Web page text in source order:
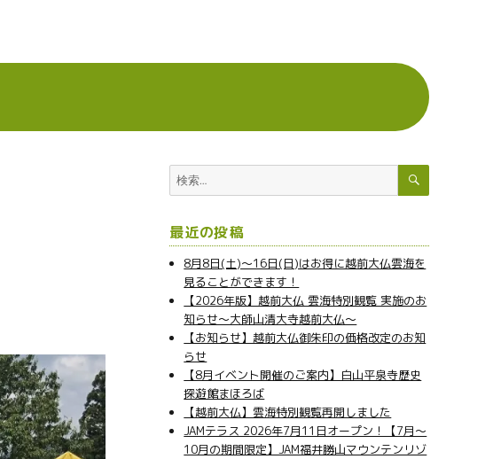
検
索:
検
最近の投稿
8月8日(土)～16日(日)はお得に越前大仏雲海を
見ることができます！
【2026年版】越前大仏 雲海特別観覧 実施のお
知らせ～大師山清大寺越前大仏～
【お知らせ】越前大仏御朱印の価格改定のお知
らせ
【8月イベント開催のご案内】白山平泉寺歴史
探遊館まほろば
【越前大仏】雲海特別観覧再開しました
JAMテラス 2026年7月11日オープン！【7月～
10月の期間限定】JAM福井勝山マウンテンリゾ